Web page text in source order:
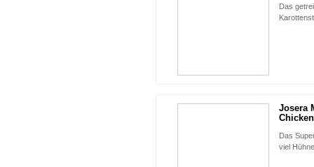
Das
Josera
Chicken
Das
viel